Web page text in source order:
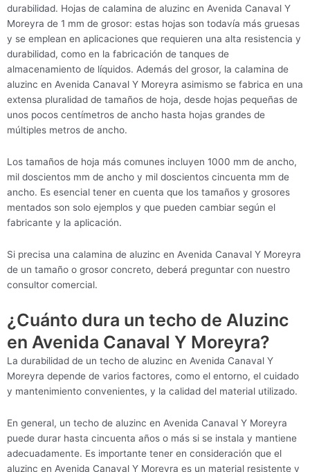
durabilidad. Hojas de calamina de aluzinc en Avenida Canaval Y
Moreyra de 1 mm de grosor: estas hojas son todavía más gruesas
y se emplean en aplicaciones que requieren una alta resistencia y
durabilidad, como en la fabricación de tanques de
almacenamiento de líquidos. Además del grosor, la calamina de
aluzinc en Avenida Canaval Y Moreyra asimismo se fabrica en una
extensa pluralidad de tamaños de hoja, desde hojas pequeñas de
unos pocos centímetros de ancho hasta hojas grandes de
múltiples metros de ancho.
Los tamaños de hoja más comunes incluyen 1000 mm de ancho,
mil doscientos mm de ancho y mil doscientos cincuenta mm de
ancho. Es esencial tener en cuenta que los tamaños y grosores
mentados son solo ejemplos y que pueden cambiar según el
fabricante y la aplicación.
Si precisa una calamina de aluzinc en Avenida Canaval Y Moreyra
de un tamaño o grosor concreto, deberá preguntar con nuestro
consultor comercial.
¿Cuánto dura un techo de Aluzinc
en Avenida Canaval Y Moreyra?
La durabilidad de un techo de aluzinc en Avenida Canaval Y
Moreyra depende de varios factores, como el entorno, el cuidado
y mantenimiento convenientes, y la calidad del material utilizado.
En general, un techo de aluzinc en Avenida Canaval Y Moreyra
puede durar hasta cincuenta años o más si se instala y mantiene
adecuadamente. Es importante tener en consideración que el
aluzinc en Avenida Canaval Y Moreyra es un material resistente y